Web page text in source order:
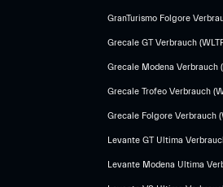
GranTurismo Folgore
Grecale GT Verbrauch
Grecale Modena Verbrauch
Grecale Trofeo Verbrauch
Grecale Folgore Verbrauch
Levante GT Ultima
Levante Modena Ultima